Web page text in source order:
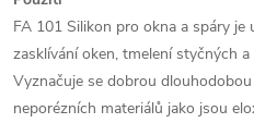
FA 101 Silikon pro okna a spáry je
zasklíváníoken, tmelení styčných
Vyznačuje se dobrou dlouhodobou
neporézních materiálů jako jsou